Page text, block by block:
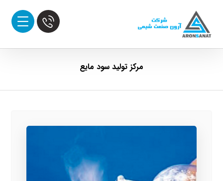
مرکز تولید سود مایع